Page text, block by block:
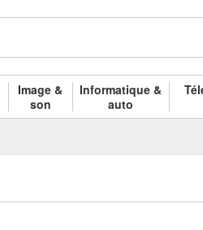
Image &
son
Informatique &
auto